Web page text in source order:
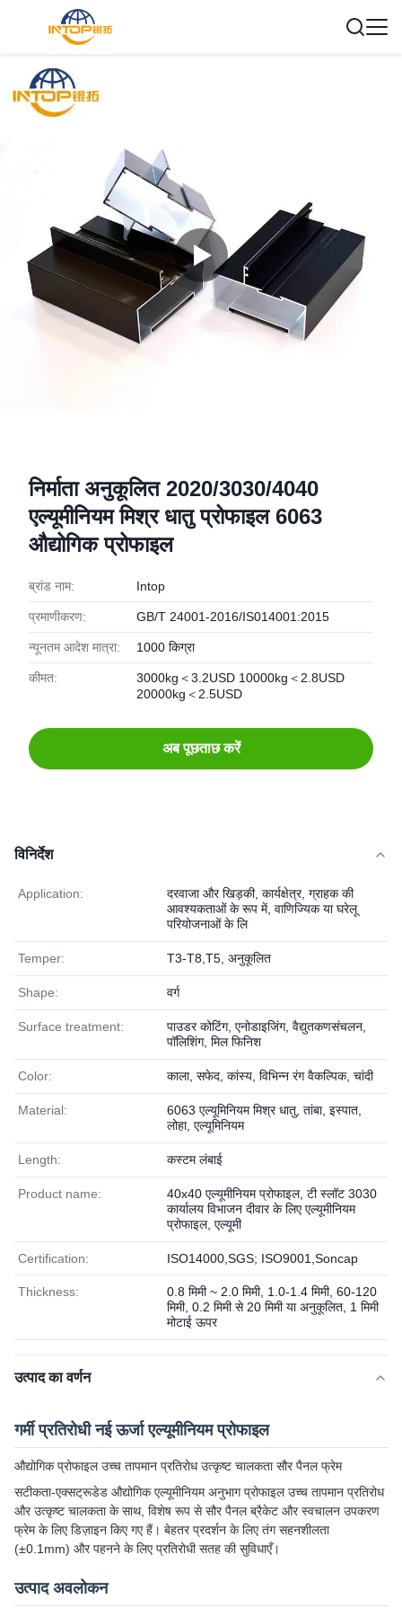
निर्माता अनुकूलित 2020/3030/4040
एल्यूमीनियम मिश्र धातु प्रोफाइल 6063
औद्योगिक प्रोफाइल
ब्रांड नाम: Intop
प्रमाणीकरण: GB/T 24001-2016/IS014001:2015
न्यूनतम आदेश मात्रा: 1000 किग्रा
कीमत:
3000kg＜3.2USD 10000kg＜2.8USD
20000kg＜2.5USD
अब पूछताछ करें
विनिर्देश
Application:
दरवाजा और खिड़की, कार्यक्षेत्र, ग्राहक की
आवश्यकताओं के रूप में, वाणिज्यिक या घरेलू
परियोजनाओं के लि
Temper: T3-T8,T5, अनुकूलित
Shape: वर्ग
Surface treatment:
पाउडर कोटिंग, एनोडाइजिंग, वैद्युतकणसंचलन,
पॉलिशिंग, मिल फिनिश
Color: काला, सफेद, कांस्य, विभिन्न रंग वैकल्पिक, चांदी
Material:
6063 एल्यूमिनियम मिश्र धातु, तांबा, इस्पात,
लोहा, एल्यूमिनियम
Length: कस्टम लंबाई
Product name:
40x40 एल्यूमीनियम प्रोफाइल, टी स्लॉट 3030
कार्यालय विभाजन दीवार के लिए एल्यूमीनियम
प्रोफाइल, एल्यूमी
Certification: ISO14000,SGS; ISO9001,Soncap
Thickness:
0.8 मिमी ~ 2.0 मिमी, 1.0-1.4 मिमी, 60-120
मिमी, 0.2 मिमी से 20 मिमी या अनुकूलित, 1 मिमी
मोटाई ऊपर
उत्पाद का वर्णन
गर्मी प्रतिरोधी नई ऊर्जा एल्यूमीनियम प्रोफाइल
औद्योगिक प्रोफाइल उच्च तापमान प्रतिरोध उत्कृष्ट चालकता सौर पैनल फ्रेम
सटीकता-एक्सट्रूडेड औद्योगिक एल्यूमीनियम अनुभाग प्रोफाइल उच्च तापमान प्रतिरोध
और उत्कृष्ट चालकता के साथ, विशेष रूप से सौर पैनल ब्रैकेट और स्वचालन उपकरण
फ्रेम के लिए डिज़ाइन किए गए हैं। बेहतर प्रदर्शन के लिए तंग सहनशीलता
(±0.1mm) और पहनने के लिए प्रतिरोधी सतह की सुविधाएँ।
उत्पाद अवलोकन